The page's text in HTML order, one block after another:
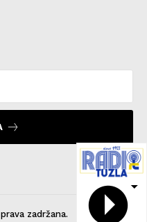
zadržana.